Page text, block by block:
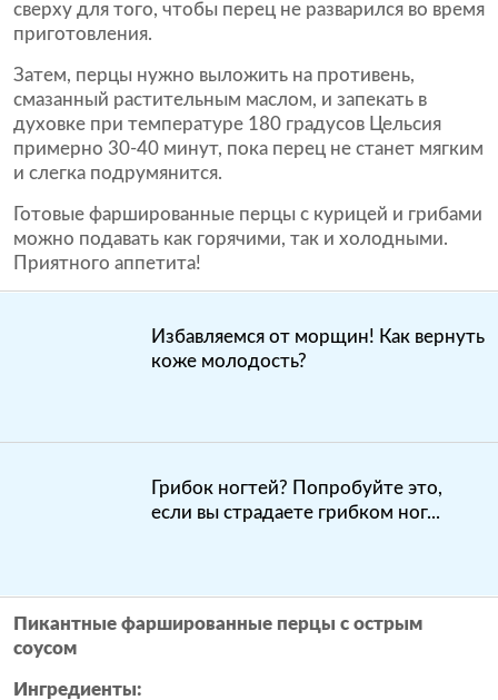
сверху для того, чтобы перец не разварился во время
приготовления.
Затем, перцы нужно выложить на противень,
смазанный растительным маслом, и запекать в
духовке при температуре 180 градусов Цельсия
примерно 30-40 минут, пока перец не станет мягким
и слегка подрумянится.
Готовые фаршированные перцы с курицей и грибами
можно подавать как горячими, так и холодными.
Приятного аппетита!
Избавляемся от морщин! Как вернуть
коже молодость?
Грибок ногтей? Попробуйте это,
если вы страдаете грибком ног...
Пикантные фаршированные перцы с острым
соусом
Ингредиенты: